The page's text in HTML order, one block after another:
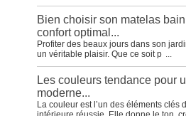
Bien choisir son matelas
confort optimal...
Profiter des beaux jours dans son
un véritable plaisir. Que ce soit p ...
Les couleurs tendance pour
moderne...
La couleur est l’un des éléments clés